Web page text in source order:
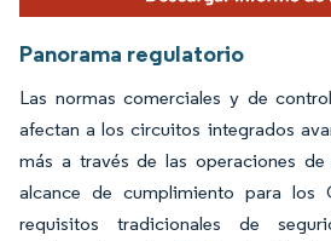
Panorama regulatorio
Las normas comerciales y de
afectan a los circuitos integrados
más a través de las operaciones
alcance de cumplimiento para los
requisitos tradicionales de